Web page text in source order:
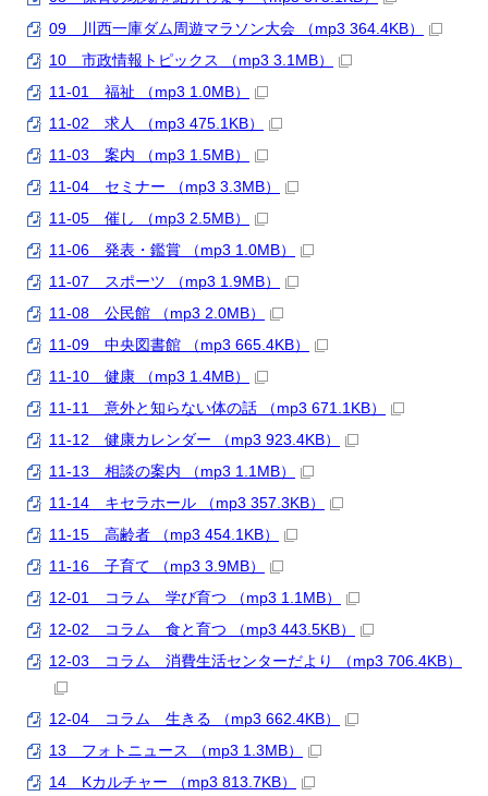
09 川西一庫ダム周遊マラソン大会 （mp3 364.4KB）
10 市政情報トピックス （mp3 3.1MB）
11-01 福祉 （mp3 1.0MB）
11-02 求人 （mp3 475.1KB）
11-03 案内 （mp3 1.5MB）
11-04 セミナー （mp3 3.3MB）
11-05 催し （mp3 2.5MB）
11-06 発表・鑑賞 （mp3 1.0MB）
11-07 スポーツ （mp3 1.9MB）
11-08 公民館 （mp3 2.0MB）
11-09 中央図書館 （mp3 665.4KB）
11-10 健康 （mp3 1.4MB）
11-11 意外と知らない体の話 （mp3 671.1KB）
11-12 健康カレンダー （mp3 923.4KB）
11-13 相談の案内 （mp3 1.1MB）
11-14 キセラホール （mp3 357.3KB）
11-15 高齢者 （mp3 454.1KB）
11-16 子育て （mp3 3.9MB）
12-01 コラム 学び育つ （mp3 1.1MB）
12-02 コラム 食と育つ （mp3 443.5KB）
12-03 コラム 消費生活センターだより （mp3 706.4KB）
12-04 コラム 生きる （mp3 662.4KB）
13 フォトニュース （mp3 1.3MB）
14 Kカルチャー （mp3 813.7KB）